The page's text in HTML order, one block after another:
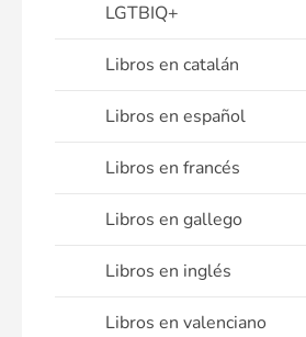
LGTBIQ+
Libros en catalán
Libros en español
Libros en francés
Libros en gallego
Libros en inglés
Libros en valenciano